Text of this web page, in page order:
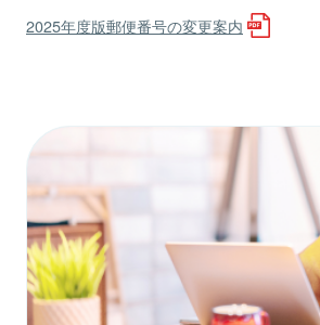
2025年度版郵便番号の変更案内